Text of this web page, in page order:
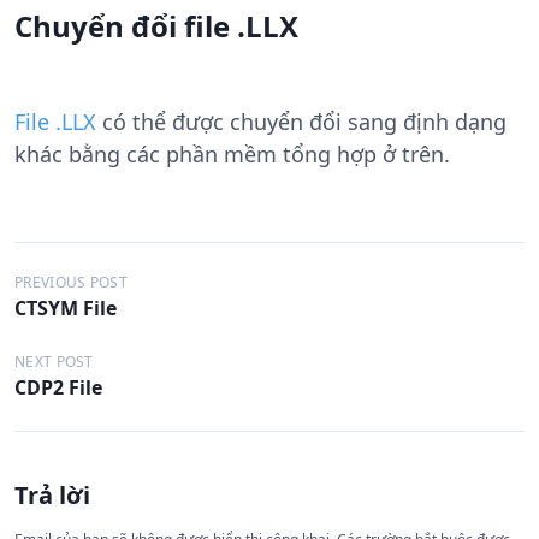
Chuyển đổi file .LLX
File .LLX có thể được chuyển đổi sang định dạng
khác bằng các phần mềm tổng hợp ở trên.
Đ
i
ề
u
h
ớ
PREVIOUS POST
CTSYM File
NEXT POST
CDP2 File
Trả lời